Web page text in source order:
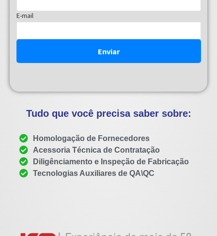
Tudo que você precisa saber sobre:
Homologação de Fornecedores
Acessoria Técnica de Contratação
Diligênciamento e Inspeção de Fabricação
Tecnologias Auxiliares de QA\QC